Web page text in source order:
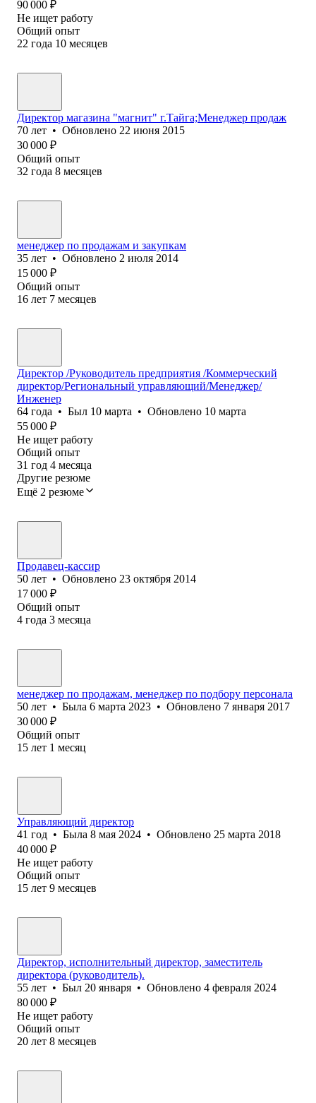
90 000 ₽
Не ищет работу
Общий опыт
22 года 10 месяцев
Директор магазина "магнит" г.Тайга;Менеджер продаж
70 лет • Обновлено 22 июня 2015
30 000 ₽
Общий опыт
32 года 8 месяцев
менеджер по продажам и закупкам
35 лет • Обновлено 2 июля 2014
15 000 ₽
Общий опыт
16 лет 7 месяцев
Директор /Руководитель предприятия /Коммерческий
директор/Региональный управляющий/Менеджер/
Инженер
64 года • Был 10 марта • Обновлено 10 марта
55 000 ₽
Не ищет работу
Общий опыт
31 год 4 месяца
Другие резюме
Ещё 2 резюме
Продавец-кассир
50 лет • Обновлено 23 октября 2014
17 000 ₽
Общий опыт
4 года 3 месяца
менеджер по продажам, менеджер по подбору персонала
50 лет • Была 6 марта 2023 • Обновлено 7 января 2017
30 000 ₽
Общий опыт
15 лет 1 месяц
Управляющий директор
41 год • Была 8 мая 2024 • Обновлено 25 марта 2018
40 000 ₽
Не ищет работу
Общий опыт
15 лет 9 месяцев
Директор, исполнительный директор, заместитель
директора (руководитель).
55 лет • Был 20 января • Обновлено 4 февраля 2024
80 000 ₽
Не ищет работу
Общий опыт
20 лет 8 месяцев